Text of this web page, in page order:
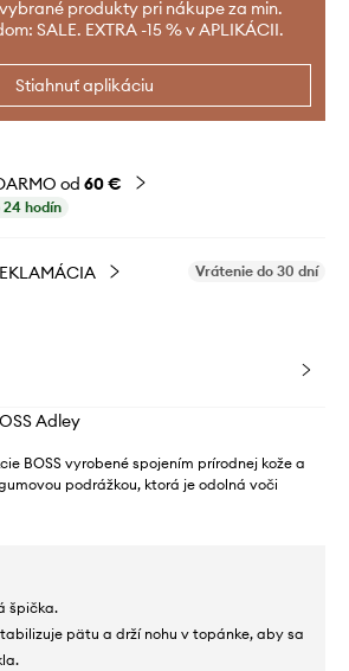
produkty pri nákupe za min.
SALE. EXTRA -15 % v APLIKÁCII.
Stiahnuť aplikáciu
od 60 €
24 hodín
Vrátenie do 30 dní
Adley
BOSS vyrobené spojením prírodnej kože a
podrážkou, ktorá je odolná voči
špička.
pätu a drží nohu v topánke, aby sa